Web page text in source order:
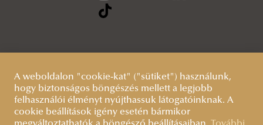
A weboldalon "cookie-kat" ("sütiket") használunk,
hogy biztonságos böngészés mellett a legjobb
felhasználói élményt nyújthassuk látogatóinknak. A
cookie beállítások igény esetén bármikor